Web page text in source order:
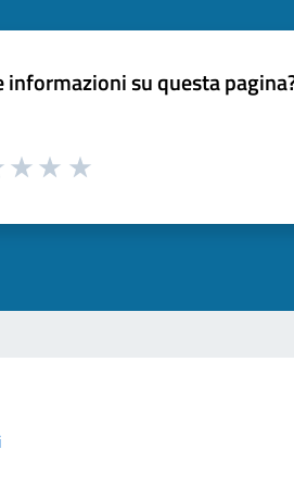
informazioni su questa